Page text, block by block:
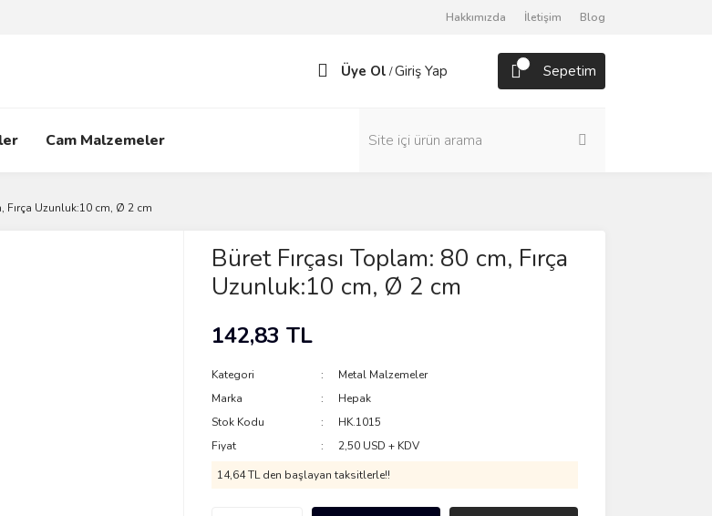
Hakkımızda İletişim Blog
Üye Ol /Giriş Yap Sepetim
Cam Malzemeler
Fırça Uzunluk:10 cm, Ø 2 cm
Büret Fırçası Toplam: 80 cm, Fırça
Uzunluk:10 cm, Ø 2 cm
142,83 TL
Kategori
Metal Malzemeler
Marka
Hepak
Stok Kodu
HK.1015
Fiyat
2,50 USD + KDV
14,64 TL den başlayan taksitlerle!!